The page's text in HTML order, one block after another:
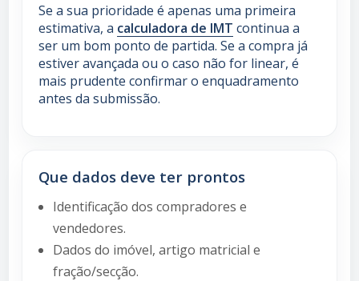
Se a sua prioridade é apenas uma primeira
estimativa, a calculadora de IMT continua a
ser um bom ponto de partida. Se a compra já
estiver avançada ou o caso não for linear, é
mais prudente confirmar o enquadramento
antes da submissão.
Que dados deve ter prontos
Identificação dos compradores e
vendedores.
Dados do imóvel, artigo matricial e
fração/secção.